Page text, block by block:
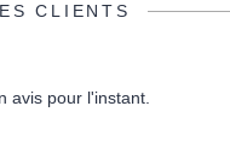
CLIENTS
avis pour l'instant.